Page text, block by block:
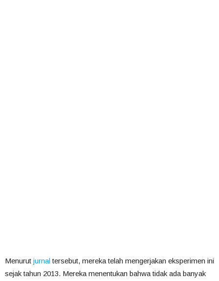
Menurut jurnaltersebut, mereka telah mengerjakan eksperimen ini
sejak tahun 2013. Mereka menentukan bahwa tidak ada banyak